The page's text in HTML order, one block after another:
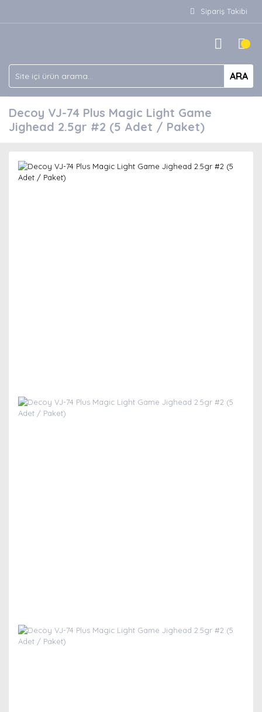
Sipariş Takibi
ARA
Decoy VJ-74 Plus Magic Light Game
Jighead 2.5gr #2 (5 Adet / Paket)